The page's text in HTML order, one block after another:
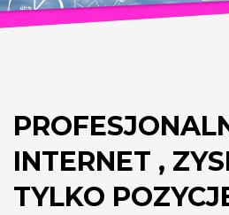
INTERNET ,
TYLKO